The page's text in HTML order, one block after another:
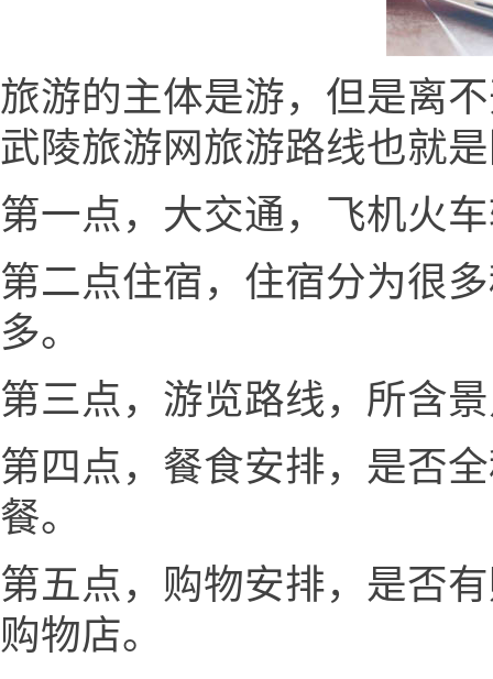
旅游的主体是游，但是离
武陵旅游网旅游路线也就
第一点，大交通，飞机火
第二点住宿，住宿分为很
多。
第三点，游览路线，所含
第四点，餐食安排，是否
餐。
第五点，购物安排，是否
购物店。